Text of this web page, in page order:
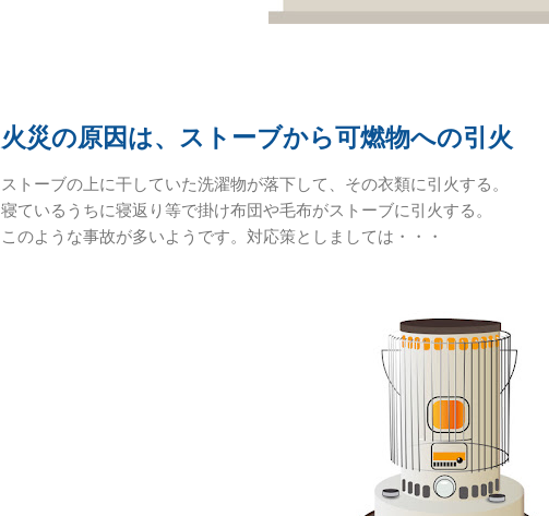
火災の原因は、ストーブから可燃物への引火
ストーブの上に干していた洗濯物が落下して、その衣類に引火する。
寝ているうちに寝返り等で掛け布団や毛布がストーブに引火する。
このような事故が多いようです。対応策としましては・・・